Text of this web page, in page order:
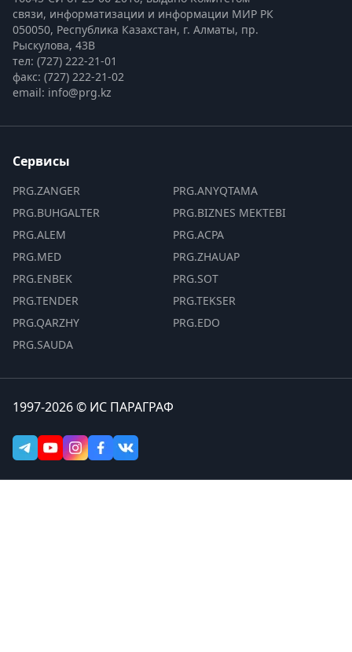
связи, информатизации и информации МИР РК
050050, Республика Казахстан, г. Алматы, пр.
Рыскулова, 43В
тел: (727) 222-21-01
факс: (727) 222-21-02
email: info@prg.kz
Сервисы
PRG.ZANGER
PRG.BUHGALTER
PRG.ALEM
PRG.MED
PRG.ENBEK
PRG.TENDER
PRG.QARZHY
PRG.SAUDA
PRG.ANYQTAMA
PRG.BIZNES MEKTEBI
PRG.ACPA
PRG.ZHAUAP
PRG.SOT
PRG.TEKSER
PRG.EDO
1997-2026 © ИС ПАРАГРАФ